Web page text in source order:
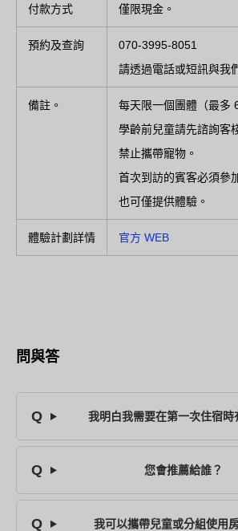
付款方式 僅限現金。
預約及查詢
070-3995-8051
請透過電話或短訊與我
備註。
每天限一個團體（最多
學齡前兒童請先諮詢客
禁止攜帶寵物。
首次到訪的賓客必須參
也可僅提供體驗。
體驗計劃詳情 官方 WEB
問與答
我明白我需要在第一次住宿時
您會推薦給誰？
我可以攜帶兒童或分組使用